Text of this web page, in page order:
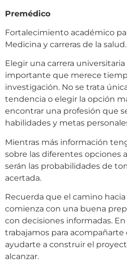
Premédico
Fortalecimiento académico
Medicina y carreras de la salud.
Elegir una carrera
importante que merece
investigación. No se trata
tendencia o elegir la opción
encontrar una profesión que
habilidades y metas
Mientras más información
sobre las diferentes opciones
serán las probabilidades de
acertada.
Recuerda que el camino
comienza con una buena
con decisiones informadas.
trabajamos para acompañarte
ayudarte a construir el
alcanzar.